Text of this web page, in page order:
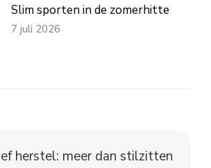
Slim sporten in de zomerhitte
7 juli 2026
herstel: meer dan stilzitten